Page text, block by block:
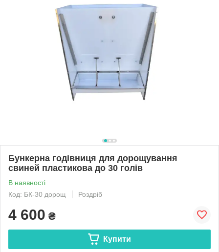
Бункерна годівниця для дорощування
свиней пластикова до 30 голів
В наявності
Код: БК-30 дорощ
Роздріб
4 600 ₴
Купити